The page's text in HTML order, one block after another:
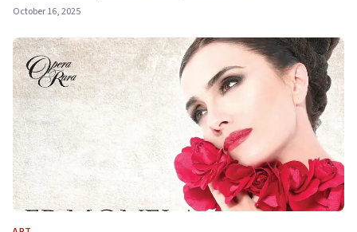
October 16, 2025